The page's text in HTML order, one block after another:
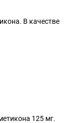
В качестве
125 мг.